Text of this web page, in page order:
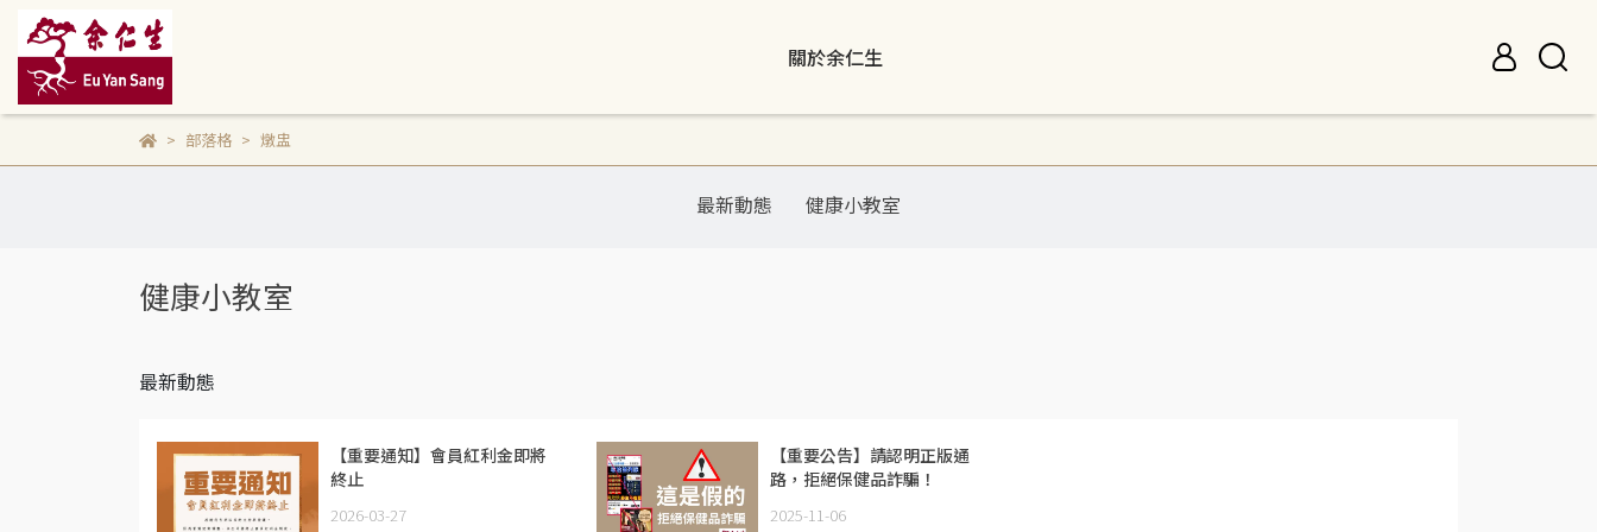
關於余仁生
部落格 燉盅
最新動態 健康小教室
健康小教室
最新動態
【重要通知】會員紅利金即將
終止
2026-03-27
【重要公告】請認明正版通
路，拒絕保健品詐騙！
2025-11-06